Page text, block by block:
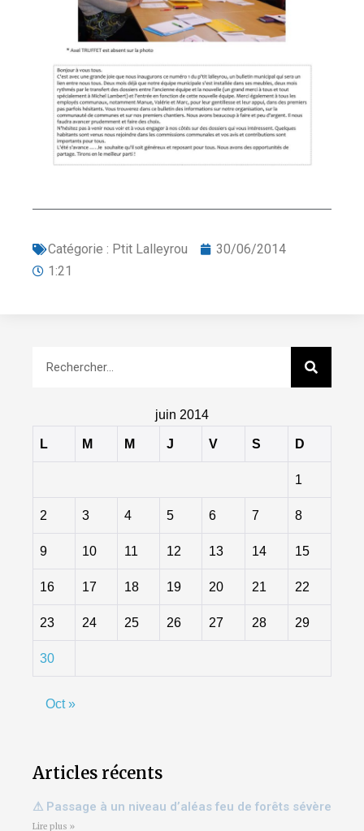
Catégorie : Ptit Lalleyrou
30/06/2014
1:21
juin 2014
L M M J V S D
1
2 3 4 5 6 7 8
9 10 11 12 13 14 15
16 17 18 19 20 21 22
23 24 25 26 27 28 29
30
Oct »
Articles récents
⚠ Passage à un niveau d’aléas feu de forêts sévère
Lire plus »